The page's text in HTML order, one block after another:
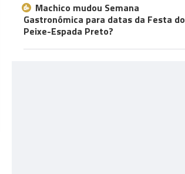
Machico mudou Semana
Gastronómica para datas da Festa do
Peixe-Espada Preto?